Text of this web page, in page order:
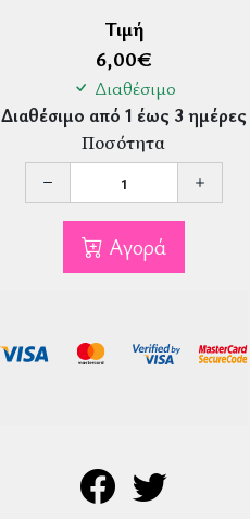
Τιμή
6,00€
Διαθέσιμο
Διαθέσιμο από 1 έως 3 ημέρες
Ποσότητα
Αγορά